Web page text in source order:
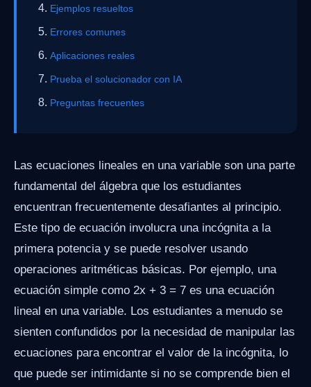
Ejemplos resueltos
Errores comunes
Aplicaciones reales
Prueba el solucionador con IA
Preguntas frecuentes
Las ecuaciones lineales en una variable son una parte
fundamental del álgebra que los estudiantes
encuentran frecuentemente desafiantes al principio.
Este tipo de ecuación involucra una incógnita a la
primera potencia y se puede resolver usando
operaciones aritméticas básicas. Por ejemplo, una
ecuación simple como 2x + 3 = 7 es una ecuación
lineal en una variable. Los estudiantes a menudo se
sienten confundidos por la necesidad de manipular las
ecuaciones para encontrar el valor de la incógnita, lo
que puede ser intimidante si no se comprende bien el